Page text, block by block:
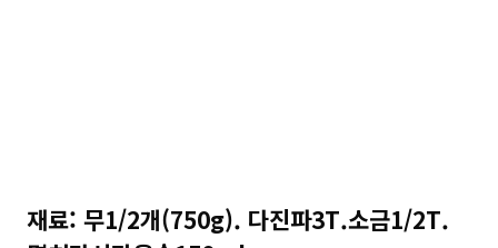
재료: 무1/2개(750g). 다진파3T.소금1/2T.